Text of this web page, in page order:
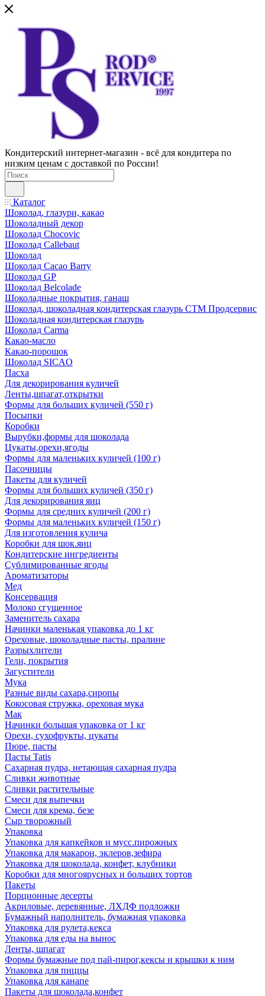
Кондитерский интернет-магазин - всё для кондитера по
низким ценам с доставкой по России!
Каталог
Шоколад, глазури, какао
Шоколадный декор
Шоколад Chocovic
Шоколад Callebaut
Шоколад
Шоколад Cacao Barry
Шоколад GP
Шоколад Belcolade
Шоколадные покрытия, ганаш
Шоколад, шоколадная кондитерская глазурь СТМ Продсервис
Шоколадная кондитерская глазурь
Шоколад Carma
Какао-масло
Какао-порошок
Шоколад SICAO
Пасха
Для декорирования куличей
Ленты,шпагат,открытки
Формы для больших куличей (550 г)
Посыпки
Коробки
Вырубки,формы для шоколада
Цукаты,орехи,ягоды
Формы для маленьких куличей (100 г)
Пасочницы
Пакеты для куличей
Формы для больших куличей (350 г)
Для декорирования яиц
Формы для средних куличей (200 г)
Формы для маленьких куличей (150 г)
Для изготовления кулича
Коробки для шок.яиц
Кондитерские ингредиенты
Сублимированные ягоды
Ароматизаторы
Мед
Консервация
Молоко сгущенное
Заменитель сахара
Начинки маленькая упаковка до 1 кг
Ореховые, шоколадные пасты, пралине
Разрыхлители
Гели, покрытия
Загустители
Мука
Разные виды сахара,сиропы
Кокосовая стружка, ореховая мука
Мак
Начинки большая упаковка от 1 кг
Орехи, сухофрукты, цукаты
Пюре, пасты
Пасты Tatis
Сахарная пудра, нетающая сахарная пудра
Сливки животные
Сливки растительные
Смеси для выпечки
Смеси для крема, безе
Сыр творожный
Упаковка
Упаковка для капкейков и мусс.пирожных
Упаковка для макарон, эклеров,зефира
Упаковка для шоколада, конфет, клубники
Коробки для многоярусных и больших тортов
Пакеты
Порционные десерты
Акриловые, деревянные, ЛХДФ подложки
Бумажный наполнитель, бумажная упаковка
Упаковка для рулета,кекса
Упаковка для еды на вынос
Ленты, шпагат
Формы бумажные под пай-пирог,кексы и крышки к ним
Упаковка для пиццы
Упаковка для канапе
Пакеты для шоколада,конфет